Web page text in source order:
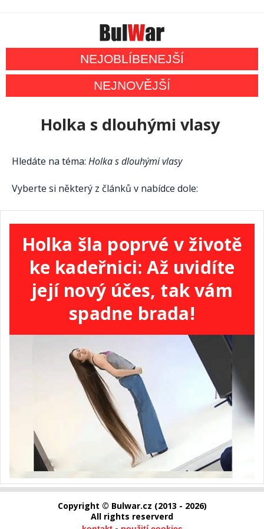
NEJOBLÍBENEJŠÍ
NEJNOVĚJŠÍ
Holka s dlouhými vlasy
Hledáte na téma: Holka s dlouhými vlasy
Vyberte si některý z článků v nabídce dole:
Holka šla poprvé v životě
ke kadeřnici: Až uvidíte
její nový účes, tak vám
spadne brada!
Copyright © Bulwar.cz (2013 - 2026)
All rights reserverd